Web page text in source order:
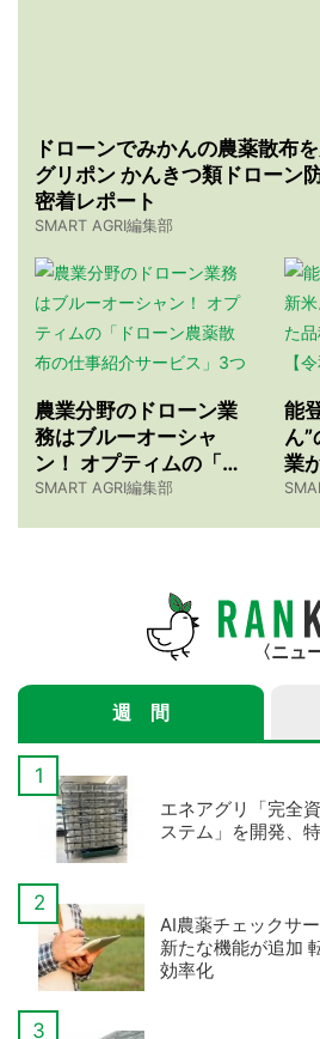
ドローンでみかんの農薬散布
グリポン かんきつ類ドローン
密着レポート
SMART AGRI編集部
農業分野のドローン業
務はブルーオーシャ
ン！ オプティムの「ド
ローン農薬散布の仕事
SMART AGRI編集部
能
ん
業
み
ニュ
週 間
エネアグリ「完全
ステム」を開発、
AI農薬チェックサ
新たな機能が追加
効率化